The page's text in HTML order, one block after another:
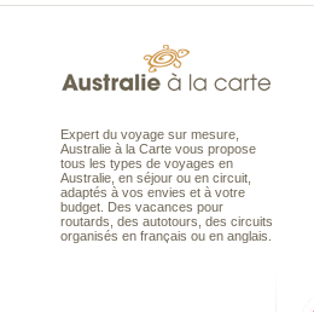
Expert du voyage sur mesure,
Australie à la Carte vous propose
tous les types de voyages en
Australie, en séjour ou en circuit,
adaptés à vos envies et à votre
budget. Des vacances pour
routards, des autotours, des circuits
organisés en français ou en anglais.